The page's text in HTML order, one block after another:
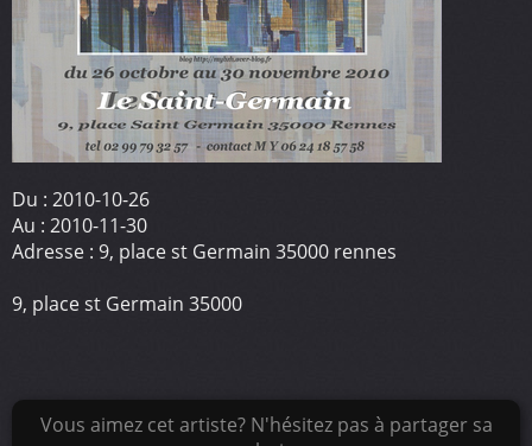
Du : 2010-10-26
Au : 2010-11-30
Adresse : 9, place st Germain 35000 rennes
9, place st Germain 35000
Vous aimez cet artiste? N'hésitez pas à partager sa